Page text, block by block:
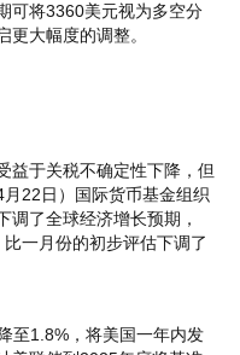
可将3360美元视为多空分
大幅度的调整。
益于关税不确定性下降，但
22日）国际货币基金组织
调了全球经济增长预期，
一月份的初步评估下调了
至1.8%，将美国一年内发